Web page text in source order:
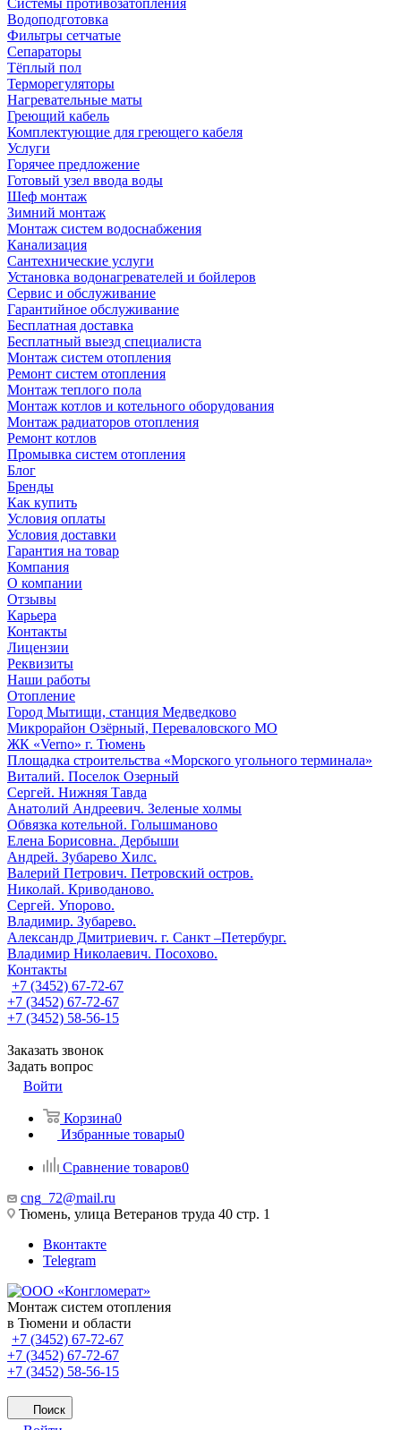
Системы противозатопления
Водоподготовка
Фильтры сетчатые
Сепараторы
Тёплый пол
Терморегуляторы
Нагревательные маты
Греющий кабель
Комплектующие для греющего кабеля
Услуги
Горячее предложение
Готовый узел ввода воды
Шеф монтаж
Зимний монтаж
Монтаж систем водоснабжения
Канализация
Сантехнические услуги
Установка водонагревателей и бойлеров
Сервис и обслуживание
Гарантийное обслуживание
Бесплатная доставка
Бесплатный выезд специалиста
Монтаж систем отопления
Ремонт систем отопления
Монтаж теплого пола
Монтаж котлов и котельного оборудования
Монтаж радиаторов отопления
Ремонт котлов
Промывка систем отопления
Блог
Бренды
Как купить
Условия оплаты
Условия доставки
Гарантия на товар
Компания
О компании
Отзывы
Карьера
Контакты
Лицензии
Реквизиты
Наши работы
Отопление
Город Мытищи, станция Медведково
Микрорайон Озёрный, Переваловского МО
ЖК «Verno» г. Тюмень
Площадка строительства «Морского угольного терминала»
Виталий. Поселок Озерный
Сергей. Нижняя Тавда
Анатолий Андреевич. Зеленые холмы
Обвязка котельной. Голышманово
Елена Борисовна. Дербыши
Андрей. Зубарево Хилс.
Валерий Петрович. Петровский остров.
Николай. Криводаново.
Сергей. Упорово.
Владимир. Зубарево.
Александр Дмитриевич. г. Санкт –Петербург.
Владимир Николаевич. Посохово.
Контакты
+7 (3452) 67-72-67
+7 (3452) 67-72-67
+7 (3452) 58-56-15
Заказать звонок
Задать вопрос
Войти
Корзина0
Избранные товары0
Сравнение товаров0
cng_72@mail.ru
Тюмень, улица Ветеранов труда 40 стр. 1
Вконтакте
Telegram
Монтаж систем отопления
в Тюмени и области
+7 (3452) 67-72-67
+7 (3452) 67-72-67
+7 (3452) 58-56-15
Поиск